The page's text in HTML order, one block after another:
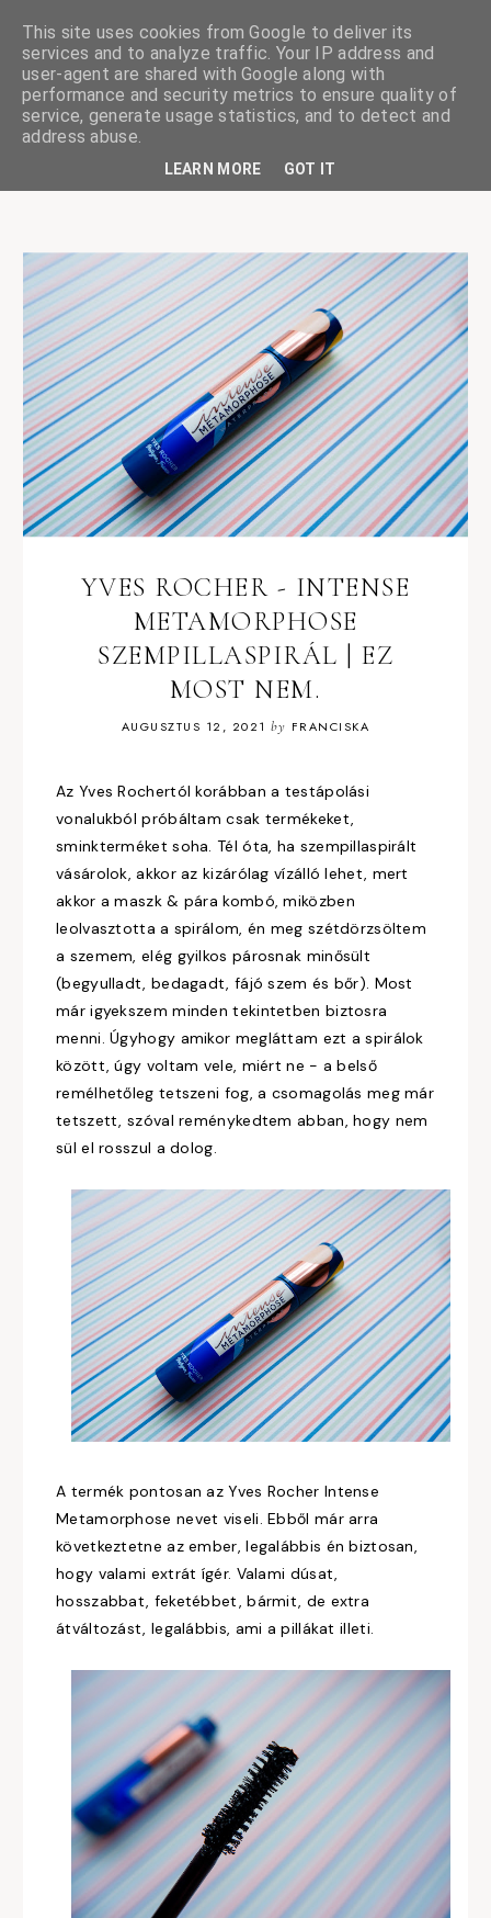
ciskaságok
YVES ROCHER - INTENSE
METAMORPHOSE
SZEMPILLASPIRÁL | EZ
MOST NEM.
AUGUSZTUS 12, 2021 by FRANCISKA
Az Yves Rochertól korábban a testápolási
vonalukból próbáltam csak termékeket,
sminkterméket soha. Tél óta, ha szempillaspirált
vásárolok, akkor az kizárólag vízálló lehet, mert
akkor a maszk & pára kombó, miközben
leolvasztotta a spirálom, én meg szétdörzsöltem
a szemem, elég gyilkos párosnak minősült
(begyulladt, bedagadt, fájó szem és bőr). Most
már igyekszem minden tekintetben biztosra
menni. Úgyhogy amikor megláttam ezt a spirálok
között, úgy voltam vele, miért ne - a belső
remélhetőleg tetszeni fog, a csomagolás meg már
tetszett, szóval reménykedtem abban, hogy nem
sül el rosszul a dolog.
A termék pontosan az Yves Rocher Intense
Metamorphose nevet viseli. Ebből már arra
következtetne az ember, legalábbis én biztosan,
hogy valami extrát ígér. Valami dúsat,
hosszabbat, feketébbet, bármit, de extra
átváltozást, legalábbis, ami a pillákat illeti.
This site uses cookies from Google to deliver its
services and to analyze traffic. Your IP address and
user-agent are shared with Google along with
performance and security metrics to ensure quality of
service, generate usage statistics, and to detect and
address abuse.
LEARN MORE GOT IT